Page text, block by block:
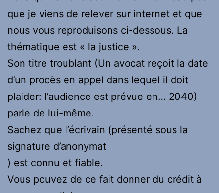
que je viens de relever sur internet et que
nous vous reproduisons ci-dessous. La
thématique est « la justice ».
Son titre troublant (Un avocat reçoit la date
d’un procès en appel dans lequel il doit
plaider: l’audience est prévue en… 2040)
parle de lui-même.
Sachez que l’écrivain (présenté sous la
signature d’anonymat
) est connu et fiable.
Vous pouvez de ce fait donner du crédit à